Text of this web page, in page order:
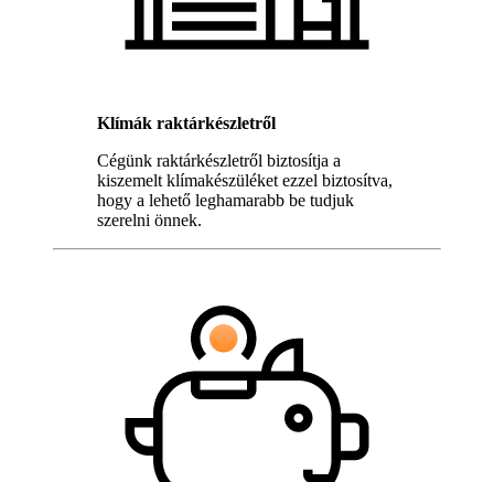
Klímák raktárkészletről
Cégünk raktárkészletről biztosítja a
kiszemelt klímakészüléket ezzel biztosítva,
hogy a lehető leghamarabb be tudjuk
szerelni önnek.